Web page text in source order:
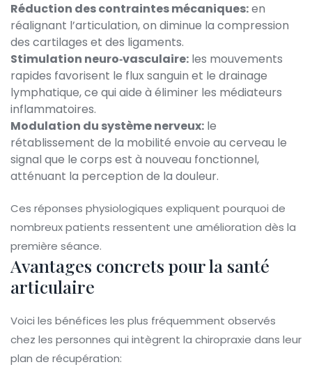
Réduction des contraintes mécaniques:en
réalignant l’articulation, on diminue la compression
des cartilages et des ligaments.
Stimulation neuro‑vasculaire: les mouvements
rapides favorisent le flux sanguin et le drainage
lymphatique, ce qui aide à éliminer les médiateurs
inflammatoires.
Modulation du système nerveux: le
rétablissement de la mobilité envoie au cerveau le
signal que le corps est à nouveau fonctionnel,
atténuant la perception de la douleur.
Ces réponses physiologiques expliquent pourquoi de
nombreux patients ressentent une amélioration dès la
première séance.
Avantages concrets pour la santé
articulaire
Voici les bénéfices les plus fréquemment observés
chez les personnes qui intègrent la chiropraxie dans leur
plan de récupération: